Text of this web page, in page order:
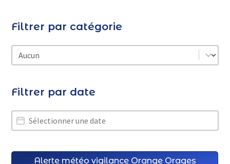
Filtrer par catégorie
Filtrer par catégorie
Filtrer par catégorie
Filtrer par date
Filtrer par date
Filtrer par date
Alerte météo vigilance Orange Orages